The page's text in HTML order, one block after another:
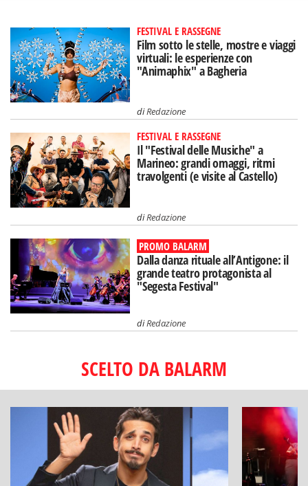
FESTIVAL E RASSEGNE
Film sotto le stelle, mostre e viaggi
virtuali: le esperienze con
"Animaphix" a Bagheria
diRedazione
FESTIVAL E RASSEGNE
Il "Festival delle Musiche" a
Marineo: grandi omaggi, ritmi
travolgenti (e visite al Castello)
diRedazione
PROMO BALARM
Dalla danza rituale all’Antigone: il
grande teatro protagonista al
"Segesta Festival"
diRedazione
SCELTO DA BALARM